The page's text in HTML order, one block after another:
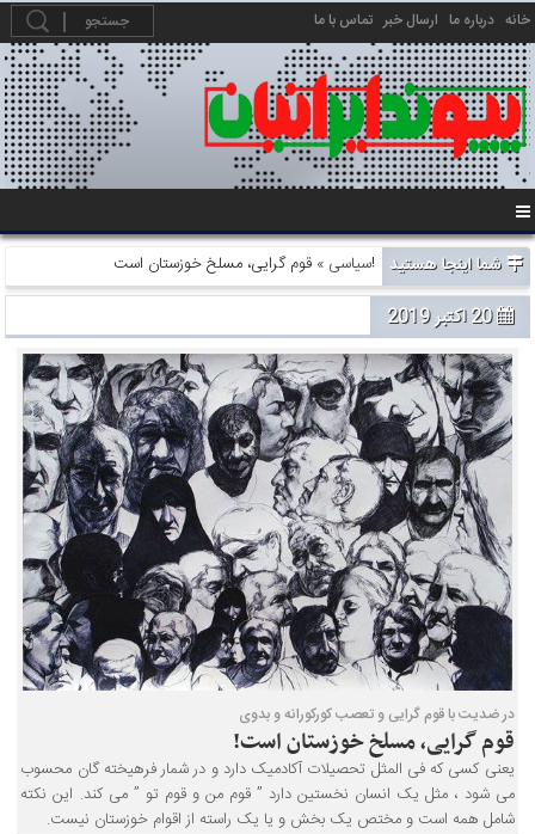
خانه درباره ما ارسال خبر تماس با ما
شما اینجا هستید سیاسی» قوم گرایی، مسلخ خوزستان است!
20 اکتبر 2019
در ضدیت با قوم گرایی و تعصب کورکورانه و بدوی
قوم گرایی، مسلخ خوزستان است!
یعنی کسی که فی المثل تحصیلات آکادمیک دارد و در شمار فرهیخته گان محسوب
می شود ، مثل یک انسان نخستین دارد ” قوم من و قوم تو ” می کند. این نکته
شامل همه است و مختص یک بخش و یا یک راسته از اقوام خوزستان نیست.